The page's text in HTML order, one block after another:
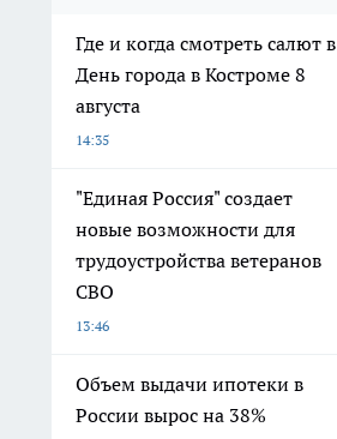
Где и когда смотреть салют в
День города в Костроме 8
августа
14:35
"Единая Россия" создает
новые возможности для
трудоустройства ветеранов
СВО
13:46
Объем выдачи ипотеки в
России вырос на 38%